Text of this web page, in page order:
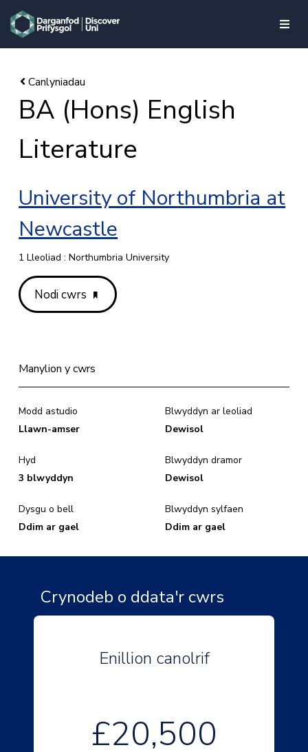
skip to main content
BA (Hons) English
Literature
University of Northumbria at
Newcastle
1 Lleoliad : Northumbria University
Nodi cwrs
Manylion y cwrs
Modd astudio
Llawn-amser
Hyd
3 blwyddyn
Dysgu o bell
Ddim ar gael
Blwyddyn ar leoliad
Dewisol
Blwyddyn dramor
Dewisol
Blwyddyn sylfaen
Ddim ar gael
Crynodeb o ddata'r cwrs
Enillion canolrif
£20,500